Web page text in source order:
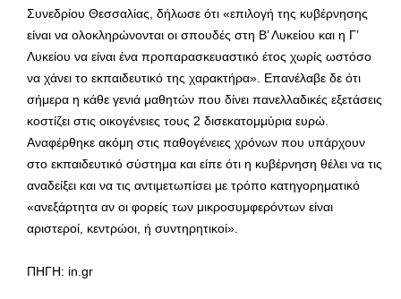
Συνεδρίου Θεσσαλίας, δήλωσε ότι «επιλογή της κυβέρνησης
είναι να ολοκληρώνονται οι σπουδές στη Β’ Λυκείου και η Γ’
Λυκείου να είναι ένα προπαρασκευαστικό έτος χωρίς ωστόσο
να χάνει το εκπαιδευτικό της χαρακτήρα». Επανέλαβε δε ότι
σήμερα η κάθε γενιά μαθητών που δίνει πανελλαδικές εξετάσεις
κοστίζει στις οικογένειες τους 2 δισεκατομμύρια ευρώ.
Αναφέρθηκε ακόμη στις παθογένειες χρόνων που υπάρχουν
στο εκπαιδευτικό σύστημα και είπε ότι η κυβέρνηση θέλει να τις
αναδείξει και να τις αντιμετωπίσει με τρόπο κατηγορηματικό
«ανεξάρτητα αν οι φορείς των μικροσυμφερόντων είναι
αριστεροί, κεντρώοι, ή συντηρητικοί».
ΠΗΓΗ: in.gr